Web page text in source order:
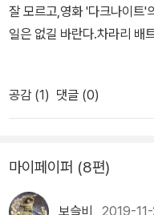
잘 모르고,영화 '다크나이트'
일은 없길 바란다.차라리 배
즈라는 이름으로 영화 다크
지만,전혀 아니다.내용상으
던 브루스웨인,그리고 돌연
현실 앞에서 브루스웨인은
위해 일어선다.하지만 '건강
공감 (1) 댓글 (0)
마이페이퍼 (8편)
보슬비 2019-